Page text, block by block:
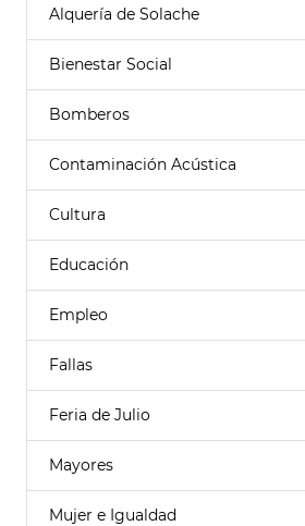
Alquería de Solache
Bienestar Social
Bomberos
Contaminación Acústica
Cultura
Educación
Empleo
Fallas
Feria de Julio
Mayores
Mujer e Igualdad